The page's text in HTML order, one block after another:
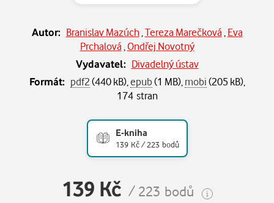
Autor: Branislav Mazúch,Tereza Marečková,Eva
Prchalová,Ondřej Novotný
Vydavatel: Divadelný ústav
Formát: pdf2(440 kB),epub(1 MB),mobi(205 kB),
174 stran
E-kniha
139 Kč / 223 bodů
139 Kč / 223 bodů